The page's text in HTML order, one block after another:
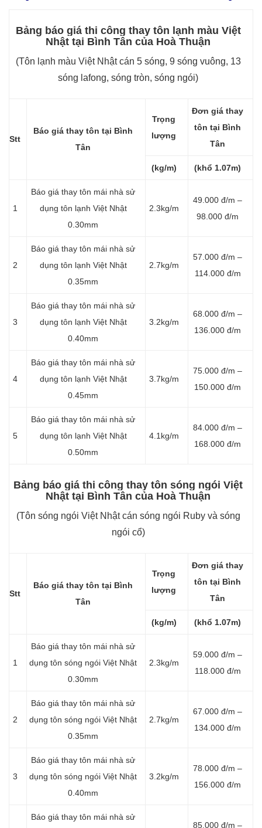
Bảng báo giá thi công thay tôn lạnh màu Việt
Nhật tại Bình Tân của Hoà Thuận
(Tôn lạnh màu Việt Nhật cán 5 sóng, 9 sóng vuông, 13
sóng lafong, sóng tròn, sóng ngói)
Stt
Báo giá thay tôn tại Bình
Tân
Trọng
lượng
Đơn giá thay
tôn tại Bình
Tân
(kg/m) (khổ 1.07m)
1
Báo giá thay tôn mái nhà sử
dụng tôn lạnh Việt Nhật
0.30mm
2.3kg/m
49.000 đ/m –
98.000 đ/m
2
Báo giá thay tôn mái nhà sử
dụng tôn lạnh Việt Nhật
0.35mm
2.7kg/m
57.000 đ/m –
114.000 đ/m
3
Báo giá thay tôn mái nhà sử
dụng tôn lạnh Việt Nhật
0.40mm
3.2kg/m
68.000 đ/m –
136.000 đ/m
4
Báo giá thay tôn mái nhà sử
dụng tôn lạnh Việt Nhật
0.45mm
3.7kg/m
75.000 đ/m –
150.000 đ/m
5
Báo giá thay tôn mái nhà sử
dụng tôn lạnh Việt Nhật
0.50mm
4.1kg/m
84.000 đ/m –
168.000 đ/m
Bảng báo giá thi công thay tôn sóng ngói Việt
Nhật tại Bình Tân của Hoà Thuận
(Tôn sóng ngói Việt Nhật cán sóng ngói Ruby và sóng
ngói cổ)
Stt
Báo giá thay tôn tại Bình
Tân
Trọng
lượng
Đơn giá thay
tôn tại Bình
Tân
(kg/m) (khổ 1.07m)
1
Báo giá thay tôn mái nhà sử
dụng tôn sóng ngói Việt Nhật
0.30mm
2.3kg/m
59.000 đ/m –
118.000 đ/m
2
Báo giá thay tôn mái nhà sử
dụng tôn sóng ngói Việt Nhật
0.35mm
2.7kg/m
67.000 đ/m –
134.000 đ/m
3
Báo giá thay tôn mái nhà sử
dụng tôn sóng ngói Việt Nhật
0.40mm
3.2kg/m
78.000 đ/m –
156.000 đ/m
Báo giá thay tôn mái nhà sử
85.000 đ/m –